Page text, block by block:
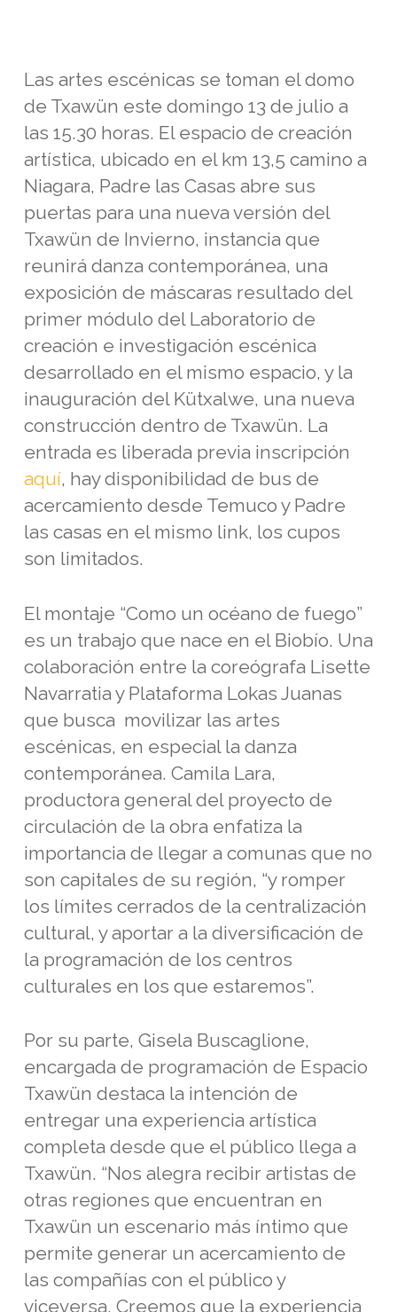
Las artes escénicas se toman el domo
de Txawün este domingo 13 de julio a
las 15.30 horas. El espacio de creación
artística, ubicado en el km 13,5 camino a
Niagara, Padre las Casas abre sus
puertas para una nueva versión del
Txawün de Invierno, instancia que
reunirá danza contemporánea, una
exposición de máscaras resultado del
primer módulo del Laboratorio de
creación e investigación escénica
desarrollado en el mismo espacio, y la
inauguración del Kütxalwe, una nueva
construcción dentro de Txawün. La
entrada es liberada previa inscripción
aquí, hay disponibilidad de bus de
acercamiento desde Temuco y Padre
las casas en el mismo link, los cupos
son limitados.
El montaje “Como un océano de fuego”
es un trabajo que nace en el Biobío. Una
colaboración entre la coreógrafa Lisette
Navarratia y Plataforma Lokas Juanas
que busca movilizar las artes
escénicas, en especial la danza
contemporánea. Camila Lara,
productora general del proyecto de
circulación de la obra enfatiza la
importancia de llegar a comunas que no
son capitales de su región, “y romper
los límites cerrados de la centralización
cultural, y aportar a la diversificación de
la programación de los centros
culturales en los que estaremos”.
Por su parte, Gisela Buscaglione,
encargada de programación de Espacio
Txawün destaca la intención de
entregar una experiencia artística
completa desde que el público llega a
Txawün. “Nos alegra recibir artistas de
otras regiones que encuentran en
Txawün un escenario más íntimo que
permite generar un acercamiento de
las compañías con el público y
viceversa. Creemos que la experiencia